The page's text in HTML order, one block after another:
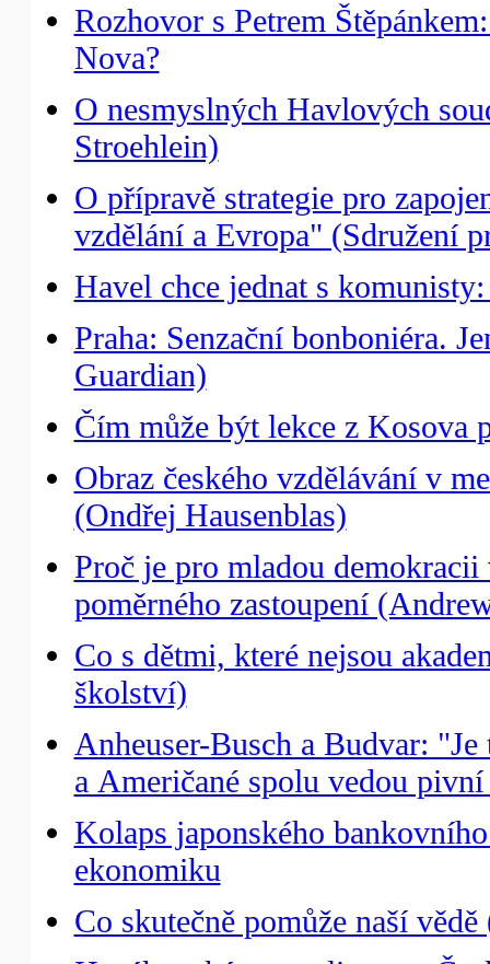
Rozhovor s Petrem
Nova?
O nesmyslných Havlových
Stroehlein)
O přípravě strategie pro
vzdělání a Evropa" (Sdružení
Havel chce jednat s
Praha: Senzační bonboniéra.
Guardian)
Čím může být lekce z Kosova
Obraz českého vzdělávání v
(Ondřej Hausenblas)
Proč je pro mladou
poměrného zastoupení
Co s dětmi, které nejsou
školství)
Anheuser-Busch a Budvar:
a Američané spolu vedou
Kolaps japonského
ekonomiku
Co skutečně pomůže naší